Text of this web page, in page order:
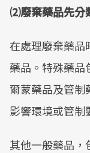
⑵廢棄藥品先分
在處理廢棄藥
藥品。特殊藥品
爾蒙藥品及管制
影響環境或管制
其他一般藥品，